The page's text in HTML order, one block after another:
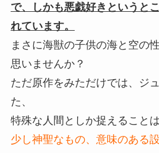
で、しかも悪戯好きというと
れています。
まさに海獣の子供の海と空の
思いませんか？
ただ原作をみただけでは、ジ
た、
特殊な人間としか捉えること
少し神聖なもの、意味のある